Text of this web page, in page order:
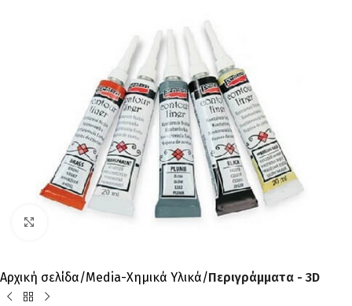
Αρχική σελίδα Media-Χημικά Υλικά Περιγράμματα - 3D